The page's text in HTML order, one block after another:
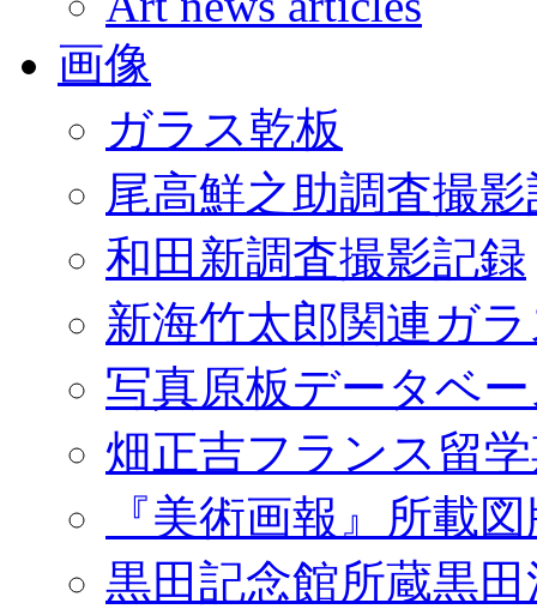
画像
ガラス乾板
尾高鮮之助調査撮
和田新調査撮影記録
新海竹太郎関連ガ
写真原板データベ
畑正吉フランス留
『美術画報』所載
黒田記念館所蔵黒